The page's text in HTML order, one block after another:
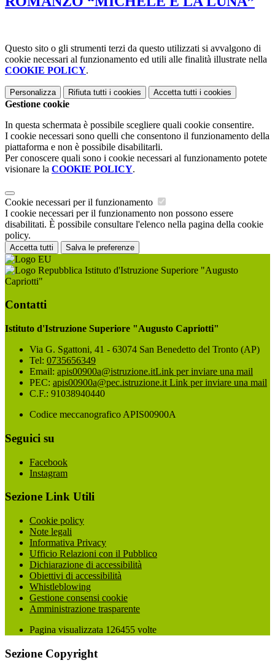
Questo sito o gli strumenti terzi da questo utilizzati si avvalgono di
cookie necessari al funzionamento ed utili alle finalità illustrate nella
COOKIE POLICY.
Personalizza Rifiuta tutti i cookies Accetta tutti i cookies
Gestione cookie
In questa schermata è possibile scegliere quali cookie consentire.
I cookie necessari sono quelli che consentono il funzionamento della
piattaforma e non è possibile disabilitarli.
Per conoscere quali sono i cookie necessari al funzionamento potete
visionare la COOKIE POLICY.
Cookie necessari per il funzionamento
I cookie necessari per il funzionamento non possono essere
disabilitati. È possibile consultare l'elenco nella pagina della cookie
policy.
Accetta tutti Salva le preferenze
Istituto d'Istruzione Superiore "Augusto
Capriotti"
Contatti
Istituto d'Istruzione Superiore "Augusto Capriotti"
Via G. Sgattoni, 41 - 63074 San Benedetto del Tronto (AP)
Tel: 0735656349
Email: apis00900a@istruzione.itLink per inviare una mail
PEC: apis00900a@pec.istruzione.it Link per inviare una mail
C.F.: 91038940440
Codice meccanografico APIS00900A
Seguici su
Facebook
Instagram
Sezione Link Utili
Cookie policy
Note legali
Informativa Privacy
Ufficio Relazioni con il Pubblico
Dichiarazione di accessibilità
Obiettivi di accessibilità
Whistleblowing
Gestione consensi cookie
Amministrazione trasparente
Pagina visualizzata 126455 volte
Sezione Copyright